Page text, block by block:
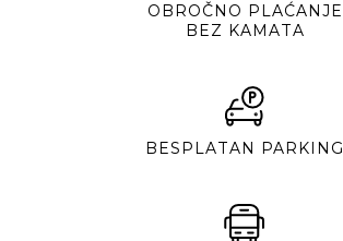
OBROČNO PLAĆANJE
BEZ KAMATA
BESPLATAN PARKING